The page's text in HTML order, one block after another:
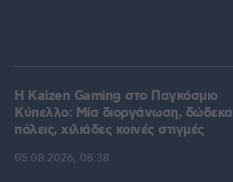
H Kaizen Gaming στο Παγκόσμιο
Kύπελλο: Μία διοργάνωση, δώδεκα
πόλεις, χιλιάδες κοινές στιγμές
05.08.2026, 08:38